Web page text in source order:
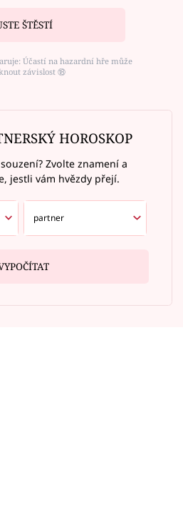
ŠTĚSTÍ
Účastí na hazardní hře může
závislost ⑱
HOROSKOP
souzení? Zvolte znamení a
jestli vám hvězdy přejí.